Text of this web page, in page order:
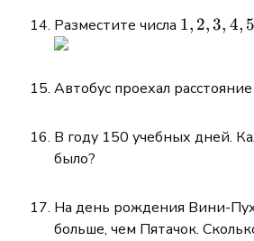
Разместите числа 1, 2, 3, 4, 5
Автобус проехал
В году 150 учебных дней.
было?
На день рождения Вини-Пух
больше, чем Пятачок.